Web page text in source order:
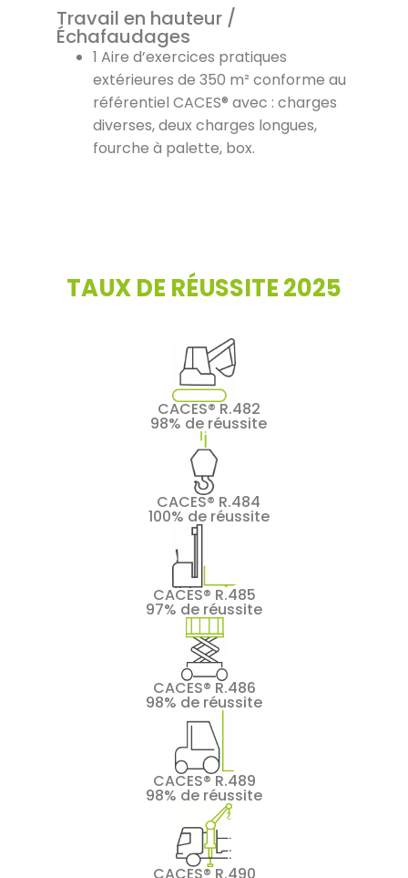
Travail en hauteur /
Échafaudages
1 Aire d’exercices pratiques
extérieures de 350 m² conforme au
référentiel CACES® avec : charges
diverses, deux charges longues,
fourche à palette, box.
TAUX DE RÉUSSITE 2025
CACES® R.482
98% de réussite
CACES® R.484
100% de réussite
CACES® R.485
97% de réussite
CACES® R.486
98% de réussite
CACES® R.489
98% de réussite